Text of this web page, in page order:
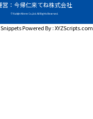
営：今帰仁来てね株式会社
© Nakijin Kitene Co.,Ltd. All Rights Reserved.
Powered By :XYZScripts.com